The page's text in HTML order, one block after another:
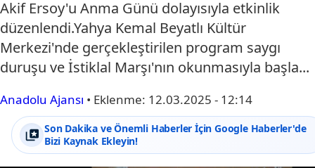
Akif Ersoy'u Anma Günü dolayısıyla etkinlik
düzenlendi.Yahya Kemal Beyatlı Kültür
Merkezi'nde gerçekleştirilen program saygı
duruşu ve İstiklal Marşı'nın okunmasıyla başla...
Anadolu Ajansı • Eklenme: 12.03.2025 - 12:14
Son Dakika ve Önemli Haberler İçin Google Haberler'de
Bizi Kaynak Ekleyin!